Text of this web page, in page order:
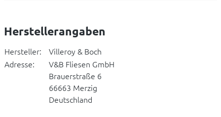
Herstellerangaben
Hersteller:
Villeroy & Boch
Adresse:
V&B Fliesen GmbH
Brauerstraße 6
66663 Merzig
Deutschland